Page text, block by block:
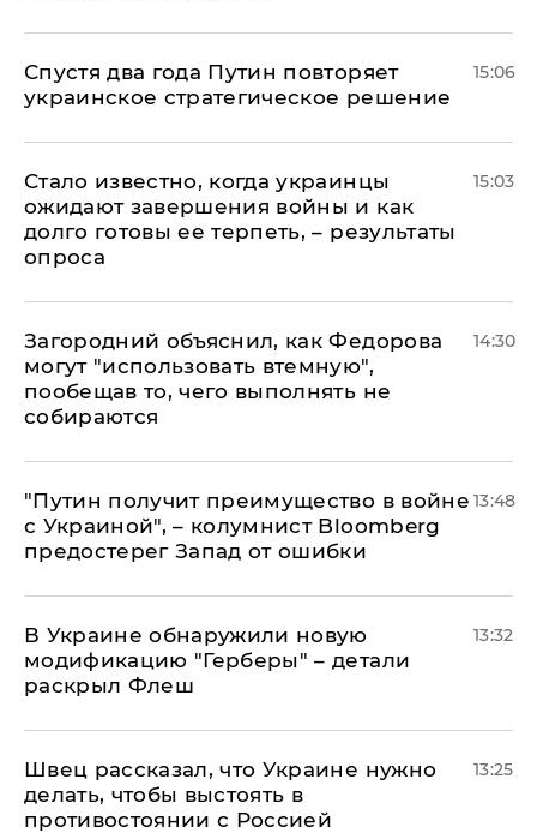
Спустя два года Путин повторяет
украинское стратегическое решение
15:06
Стало известно, когда украинцы
ожидают завершения войны и как
долго готовы ее терпеть, – результаты
опроса
15:03
Загородний объяснил, как Федорова
могут "использовать втемную",
пообещав то, чего выполнять не
собираются
14:30
"Путин получит преимущество в войне
с Украиной", – колумнист Bloomberg
предостерег Запад от ошибки
13:48
В Украине обнаружили новую
модификацию "Герберы" – детали
раскрыл Флеш
13:32
Швец рассказал, что Украине нужно
делать, чтобы выстоять в
противостоянии с Россией
13:25